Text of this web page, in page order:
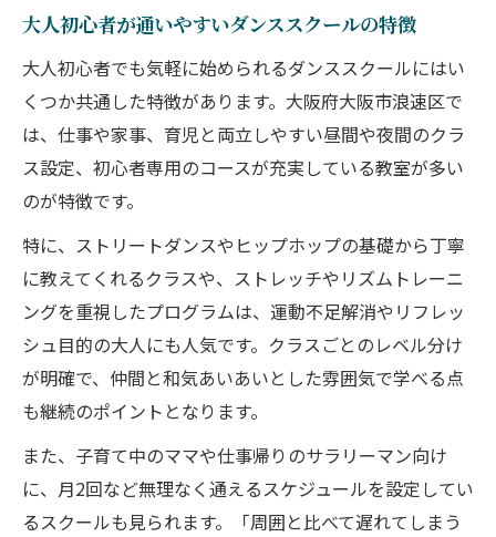
大人初心者が通いやすいダンススクールの特徴
大人初心者でも気軽に始められるダンススクールにはい
くつか共通した特徴があります。大阪府大阪市浪速区で
は、仕事や家事、育児と両立しやすい昼間や夜間のクラ
ス設定、初心者専用のコースが充実している教室が多い
のが特徴です。
特に、ストリートダンスやヒップホップの基礎から丁寧
に教えてくれるクラスや、ストレッチやリズムトレーニ
ングを重視したプログラムは、運動不足解消やリフレッ
シュ目的の大人にも人気です。クラスごとのレベル分け
が明確で、仲間と和気あいあいとした雰囲気で学べる点
も継続のポイントとなります。
また、子育て中のママや仕事帰りのサラリーマン向け
に、月2回など無理なく通えるスケジュールを設定してい
るスクールも見られます。「周囲と比べて遅れてしまう